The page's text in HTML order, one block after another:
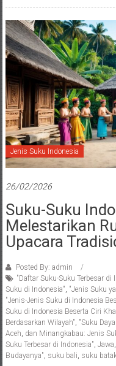
Jenis Suku Indonesia
26/02/2026
Suku-Suku
Melestarikan
Upacara
Posted By: admin
"Daftar Suku-Suku Terbesar di
Suku di Indonesia", "Jenis Suku
"Jenis-Jenis Suku di Indonesia
Suku di Indonesia Beserta Ciri
Berdasarkan Wilayah", "Suku
Aceh, dan Minangkabau: Jenis
Suku Terbesar di Indonesia", Jawa,
Budayanya", suku bali, suku